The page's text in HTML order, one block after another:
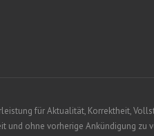
für Aktualität, Korrektheit,
und ohne vorherige Ankündigung